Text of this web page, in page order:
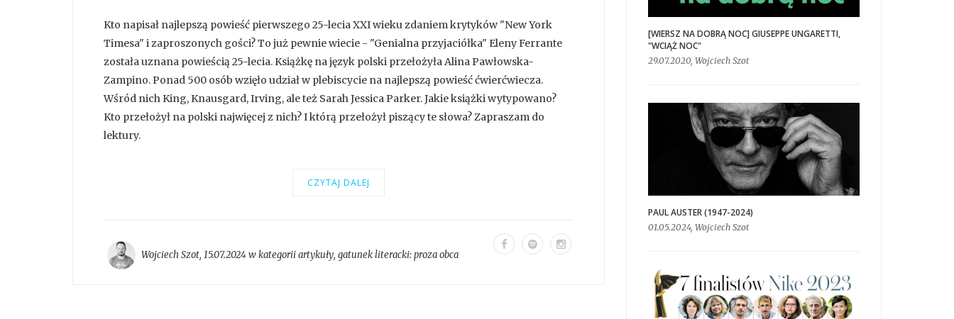
Kto napisał najlepszą powieść pierwszego 25-lecia XXI wieku zdaniem krytyków "New York
Timesa" i zaproszonych gości? To już pewnie wiecie - "Genialna przyjaciółka" Eleny Ferrante
została uznana powieścią 25-lecia. Książkę na język polski przełożyła Alina Pawłowska-
Zampino. Ponad 500 osób wzięło udział w plebiscycie na najlepszą powieść ćwierćwiecza.
Wśród nich King, Knausgard, Irving, ale też Sarah Jessica Parker. Jakie książki wytypowano?
Kto przełożył na polski najwięcej z nich? I którą przełożył piszący te słowa? Zapraszam do
lektury.
CZYTAJ DALEJ
Wojciech Szot, 15.07.2024 w kategoriiartykuły, gatunek literacki:proza obca
[WIERSZ NA DOBRĄ NOC] GIUSEPPE UNGARETTI,
"WCIĄŻ NOC"
29.07.2020, Wojciech Szot
PAUL AUSTER (1947-2024)
01.05.2024, Wojciech Szot